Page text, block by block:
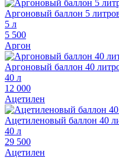
Аргоновый баллон 5
5 л
5 500
Аргон
Аргоновый баллон 40
40 л
12 000
Ацетилен
Ацетиленовый баллон 40
40 л
29 500
Ацетилен